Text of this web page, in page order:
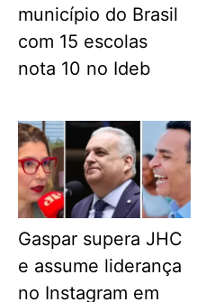
município do Brasil
com 15 escolas
nota 10 no Ideb
Gaspar supera JHC
e assume liderança
no Instagram em